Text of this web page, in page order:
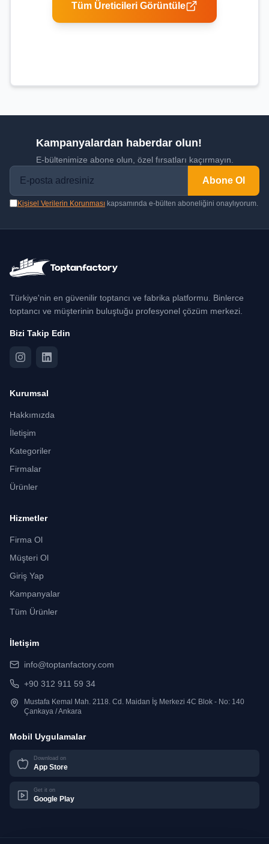
Tüm Üreticileri Görüntüle
Kampanyalardan haberdar olun!
E-bültenimize abone olun, özel fırsatları kaçırmayın.
Abone Ol
Kişisel Verilerin Korunması kapsamında e-bülten aboneliğini onaylıyorum.
Türkiye'nin en güvenilir toptancı ve fabrika platformu. Binlerce
toptancı ve müşterinin buluştuğu profesyonel çözüm merkezi.
Bizi Takip Edin
Kurumsal
Hakkımızda
İletişim
Kategoriler
Firmalar
Ürünler
Hizmetler
Firma Ol
Müşteri Ol
Giriş Yap
Kampanyalar
Tüm Ürünler
İletişim
info@toptanfactory.com
+90 312 911 59 34
Mustafa Kemal Mah. 2118. Cd. Maidan İş Merkezi 4C Blok - No: 140
Çankaya / Ankara
Mobil Uygulamalar
Download on
App Store
Get it on
Google Play